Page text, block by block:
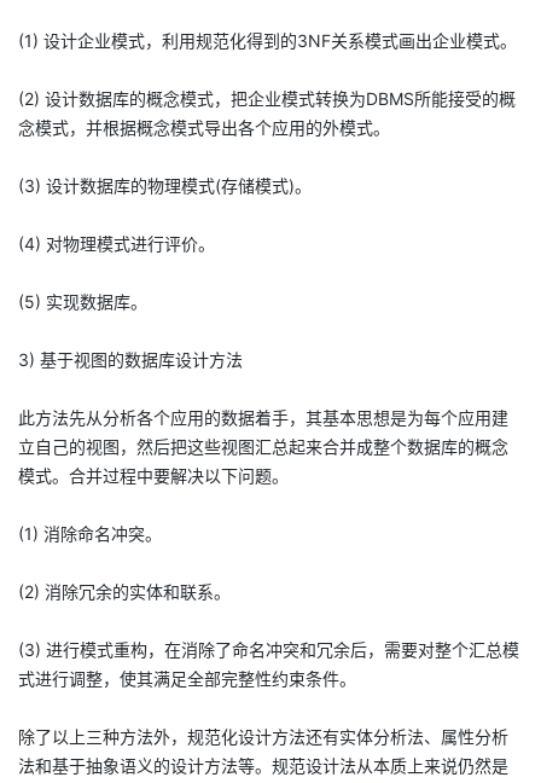
(1) 设计企业模式，利用规范化得到的3NF关系模式画出企业模式。
(2) 设计数据库的概念模式，把企业模式转换为DBMS所能接受的概
念模式，并根据概念模式导出各个应用的外模式。
(3) 设计数据库的物理模式(存储模式)。
(4) 对物理模式进行评价。
(5) 实现数据库。
3) 基于视图的数据库设计方法
此方法先从分析各个应用的数据着手，其基本思想是为每个应用建
立自己的视图，然后把这些视图汇总起来合并成整个数据库的概念
模式。合并过程中要解决以下问题。
(1) 消除命名冲突。
(2) 消除冗余的实体和联系。
(3) 进行模式重构，在消除了命名冲突和冗余后，需要对整个汇总模
式进行调整，使其满足全部完整性约束条件。
除了以上三种方法外，规范化设计方法还有实体分析法、属性分析
法和基于抽象语义的设计方法等。规范设计法从本质上来说仍然是